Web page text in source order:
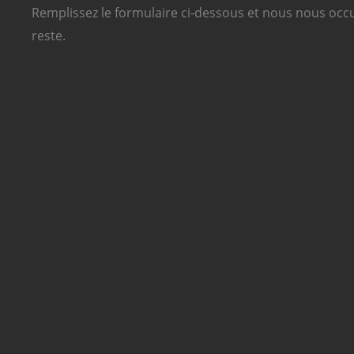
Remplissez le formulaire ci-dessous et nous nous
reste.